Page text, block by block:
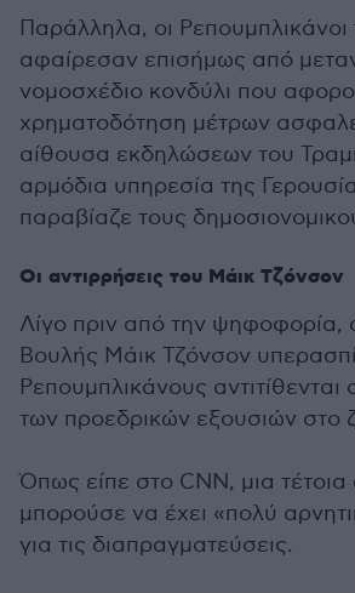
Παράλληλα, οι Ρεπουμπλικάνοι
αφαίρεσαν επισήμως από
νομοσχέδιο κονδύλι που
χρηματοδότηση μέτρων
αίθουσα εκδηλώσεων του
αρμόδια υπηρεσία της
παραβίαζε τους
Οι αντιρρήσεις του Μάικ Τζόνσον
Λίγο πριν από την ψηφοφορία,
Βουλής Μάικ Τζόνσον
Ρεπουμπλικάνους αντιτίθενται
των προεδρικών εξουσιών στο
Όπως είπε στο CNN, μια
μπορούσε να έχει «πολύ
για τις διαπραγματεύσεις.